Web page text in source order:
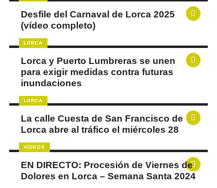
Desfile del Carnaval de Lorca 2025
(vídeo completo)
LORCA
Lorca y Puerto Lumbreras se unen
para exigir medidas contra futuras
inundaciones
LORCA
La calle Cuesta de San Francisco de
Lorca abre al tráfico el miércoles 28
VÍDEOS
EN DIRECTO: Procesión de Viernes de
Dolores en Lorca – Semana Santa 2024